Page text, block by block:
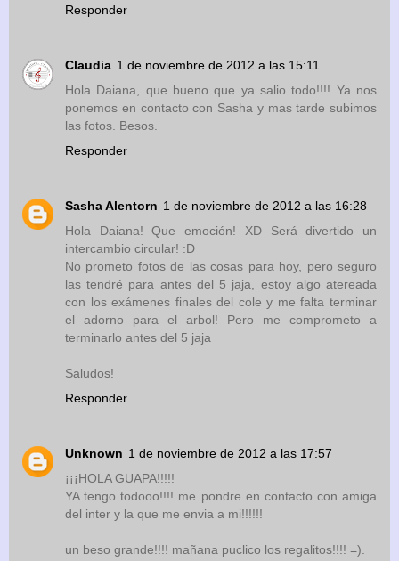
Responder
Claudia 1 de noviembre de 2012 a las 15:11
Hola Daiana, que bueno que ya salio todo!!!! Ya nos
ponemos en contacto con Sasha y mas tarde subimos
las fotos. Besos.
Responder
Sasha Alentorn 1 de noviembre de 2012 a las 16:28
Hola Daiana! Que emoción! XD Será divertido un
intercambio circular! :D
No prometo fotos de las cosas para hoy, pero seguro
las tendré para antes del 5 jaja, estoy algo atereada
con los exámenes finales del cole y me falta terminar
el adorno para el arbol! Pero me comprometo a
terminarlo antes del 5 jaja
Saludos!
Responder
Unknown 1 de noviembre de 2012 a las 17:57
¡¡¡HOLA GUAPA!!!!!
YA tengo todooo!!!! me pondre en contacto con amiga
del inter y la que me envia a mi!!!!!!
un beso grande!!!! mañana puclico los regalitos!!!! =).